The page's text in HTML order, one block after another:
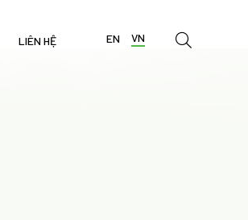
LIÊN HỆ EN VN